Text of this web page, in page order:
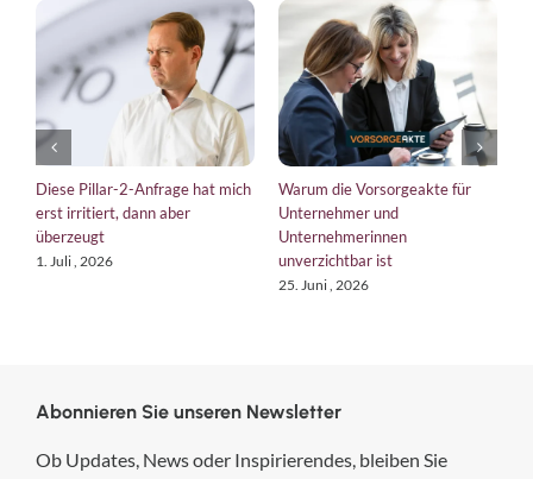
Diese Pillar-2-Anfrage hat mich
erst irritiert, dann aber
überzeugt
1. Juli , 2026
Warum die Vorsorgeakte für
Unternehmer und
Unternehmerinnen
unverzichtbar ist
25. Juni , 2026
Abonnieren Sie unseren Newsletter
Ob Updates, News oder Inspirierendes, bleiben Sie